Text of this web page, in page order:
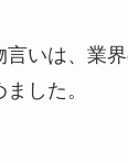
いは、業
した。